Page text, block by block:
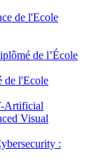
de l'Ecole
de l’École
de l'Ecole
Artificial
Visual
: